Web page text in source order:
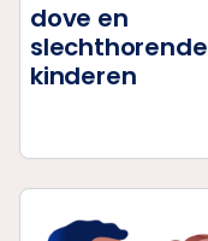
dove en
slechthorende
kinderen